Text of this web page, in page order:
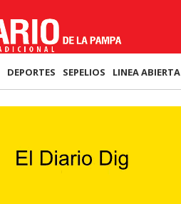
DEPORTES SEPELIOS LINEA ABIERTA